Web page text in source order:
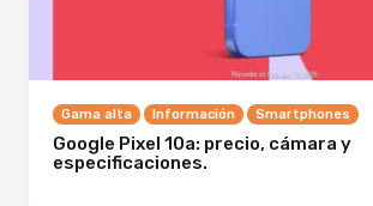
Gama alta Información Smartphones
Google Pixel 10a: precio, cámara y
especificaciones.